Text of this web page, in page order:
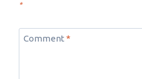
*
Comment*